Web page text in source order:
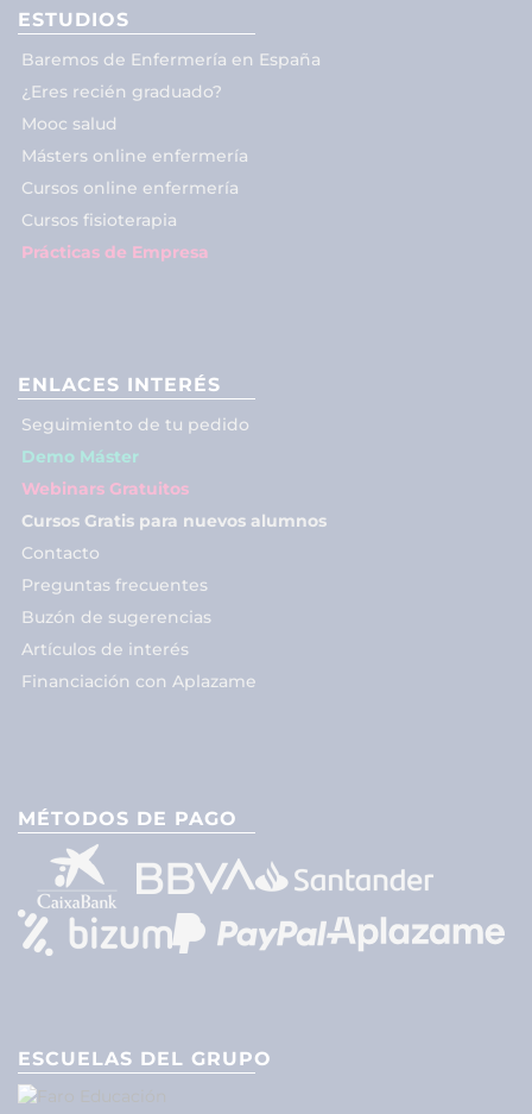
ESTUDIOS
Baremos de Enfermería en España
¿Eres recién graduado?
Mooc salud
Másters online enfermería
Cursos online enfermería
Cursos fisioterapia
Prácticas de Empresa
ENLACES INTERÉS
Seguimiento de tu pedido
Demo Máster
Webinars Gratuitos
Cursos Gratis para nuevos alumnos
Contacto
Preguntas frecuentes
Buzón de sugerencias
Artículos de interés
Financiación con Aplazame
MÉTODOS DE PAGO
ESCUELAS DEL GRUPO